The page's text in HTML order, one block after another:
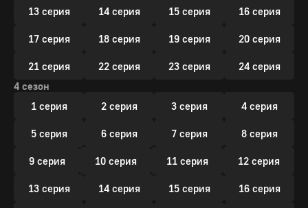
13 серия 14 серия 15 серия 16 серия
17 серия 18 серия 19 серия 20 серия
21 серия 22 серия 23 серия
24 серия
4 сезон
1 серия
2 серия 3 серия 4 серия
5 серия 6 серия 7 серия 8 серия
9 серия 10 серия 11 серия 12 серия
13 серия 14 серия 15 серия 16 серия